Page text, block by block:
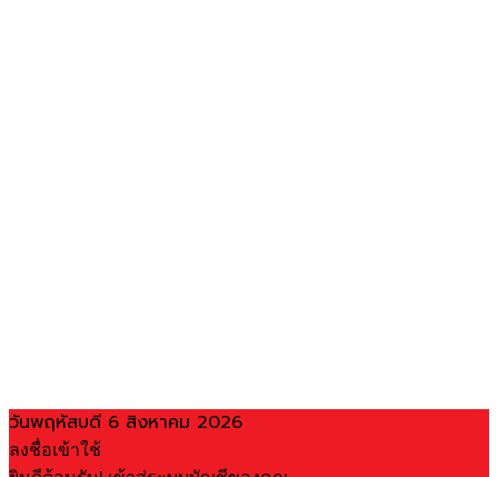
วันพฤหัสบดี 6 สิงหาคม 2026
ลงชื่อเข้าใช้